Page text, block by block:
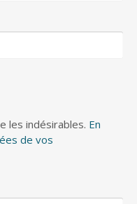
les indésirables. En
de vos